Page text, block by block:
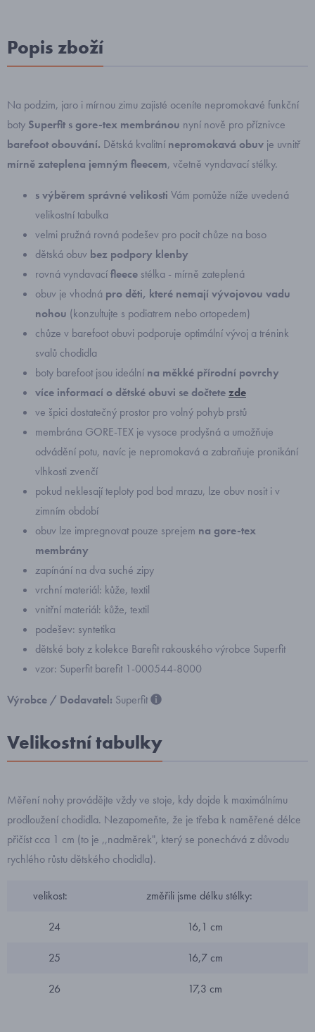
Popis zboží
Na podzim, jaro i mírnou zimu zajisté oceníte nepromokavé funkční
boty Superfit s gore-tex membránou nyní nově pro příznivce
barefoot obouvání. Dětská kvalitní nepromokavá obuv je uvnitř
mírně zateplena jemným fleecem, včetně vyndavací stélky.
s výběrem správné velikosti Vám pomůže níže uvedená
velikostní tabulka
velmi pružná rovná podešev pro pocit chůze na boso
dětská obuv bez podpory klenby
rovná vyndavacífleece stélka - mírně zateplená
obuv je vhodná pro děti, které nemají vývojovou vadu
nohou (konzultujte s podiatrem nebo ortopedem)
chůze v barefoot obuvi podporuje optimální vývoj a trénink
svalů chodidla
boty barefoot jsou ideální na měkké přírodní povrchy
více informací o dětské obuvi se dočtetezde
ve špici dostatečný prostor pro volný pohyb prstů
membrána GORE-TEX je vysoce prodyšná a umožňuje
odvádění potu, navíc je nepromokavá a zabraňuje pronikání
vlhkosti zvenčí
pokud neklesají teploty pod bod mrazu, lze obuv nosit i v
zimním období
obuv lze impregnovat pouze sprejem na gore-tex
membrány
zapínání na dva suché zipy
vrchní materiál: kůže, textil
vnitřní materiál: kůže, textil
podešev: syntetika
dětské botyz kolekce Barefit rakouského výrobce Superfit
vzor: Superfit barefit 1-000544-8000
Výrobce / Dodavatel: Superfit
Velikostní tabulky
Měření nohy provádějte vždy ve stoje, kdy dojde k maximálnímu
prodloužení chodidla. Nezapomeňte, že je třeba k naměřené délce
přičíst cca 1 cm (to je ,,nadměrek", který se ponechává z důvodu
rychlého růstu dětského chodidla).
velikost: změřili jsme délku stélky:
24 16,1 cm
25 16,7 cm
26 17,3 cm